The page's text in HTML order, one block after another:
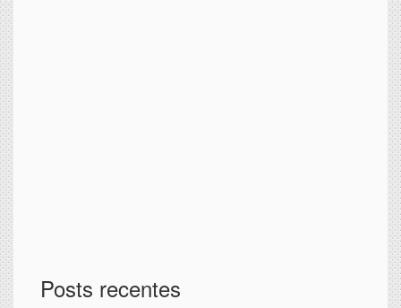
Posts recentes